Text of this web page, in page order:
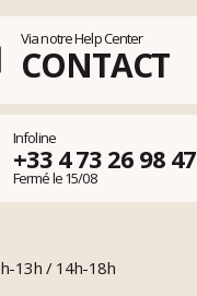
Via notre Help Center
CONTACT
Infoline
+33 4 73 26 98 47
Fermé le 15/08
13h / 14h-18h